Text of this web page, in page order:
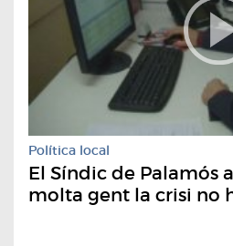
Política local
El Síndic de Palamós
molta gent la crisi no